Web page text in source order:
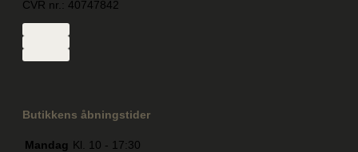
CVR nr.: 40747842
Butikkens åbningstider
Mandag Kl. 10 - 17:30